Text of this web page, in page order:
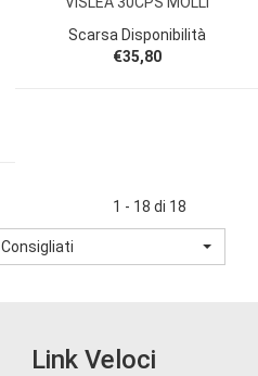
Scarsa Disponibilità
€35,80
1 - 18 di 18
Consigliati
Link Veloci